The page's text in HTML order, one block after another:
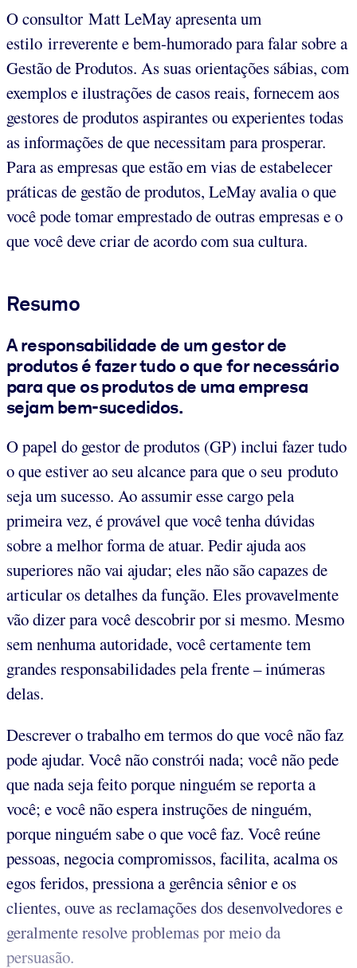
O consultor Matt LeMay apresenta um
estilo irreverente e bem-humorado para falar sobre a
Gestão de Produtos. As suas orientações sábias, com
exemplos e ilustrações de casos reais, fornecem aos
gestores de produtos aspirantes ou experientes todas
as informações de que necessitam para prosperar.
Para as empresas que estão em vias de estabelecer
práticas de gestão de produtos, LeMay avalia o que
você pode tomar emprestado de outras empresas e o
que você deve criar de acordo com sua cultura.
Resumo
A responsabilidade de um gestor de
produtos é fazer tudo o que for necessário
para que os produtos de uma empresa
sejam bem-sucedidos.
O papel do gestor de produtos (GP) inclui fazer tudo
o que estiver ao seu alcance para que o seu produto
seja um sucesso. Ao assumir esse cargo pela
primeira vez, é provável que você tenha dúvidas
sobre a melhor forma de atuar. Pedir ajuda aos
superiores não vai ajudar; eles não são capazes de
articular os detalhes da função. Eles provavelmente
vão dizer para você descobrir por si mesmo. Mesmo
sem nenhuma autoridade, você certamente tem
grandes responsabilidades pela frente – inúmeras
delas.
Descrever o trabalho em termos do que você não faz
pode ajudar. Você não constrói nada; você não pede
que nada seja feito porque ninguém se reporta a
você; e você não espera instruções de ninguém,
porque ninguém sabe o que você faz. Você reúne
pessoas, negocia compromissos, facilita, acalma os
egos feridos, pressiona a gerência sênior e os
clientes, ouve as reclamações dos desenvolvedores e
geralmente resolve problemas por meio da
persuasão.